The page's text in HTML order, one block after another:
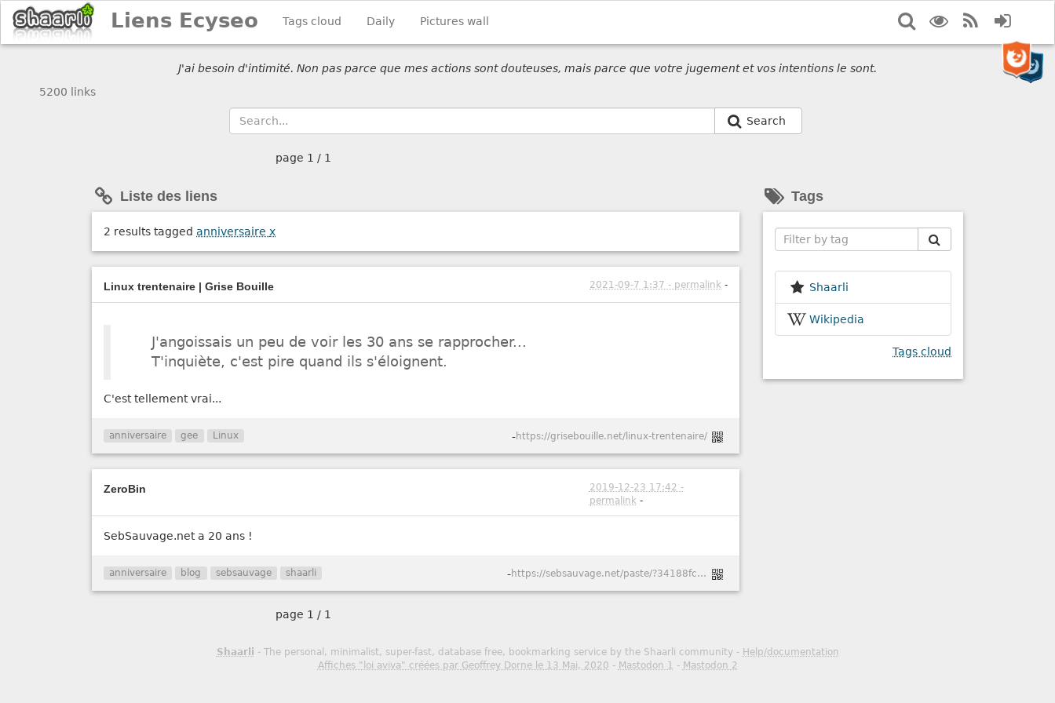
Liens Ecyseo Tags cloud Daily Pictures wall SearchDisplay
RSS
J'ai besoin d'intimité. Non pas parce que mes actions sont douteuses, mais parce que votre jugement et vos intentions le sont.
5200 links
Search
page 1 / 1
Liste des liens
2 results tagged anniversaire x
Linux trentenaire | Grise Bouille 2021-09-7 1:37 - permalink -
J'angoissais un peu de voir les 30 ans se rapprocher...
T'inquiète, c'est pire quand ils s'éloignent.
C'est tellement vrai...
anniversaire gee Linux -https://grisebouille.net/linux-trentenaire/
ZeroBin
2019-12-23 17:42 -
permalink -
SebSauvage.net a 20 ans !
anniversaire blog sebsauvage shaarli - https://sebsauvage.net/paste/?34188fc32b52ae87#BdQUx0P143Tscn9ySQPnGPaHOCGqVrg7yfJXcnHSSjY
page 1 / 1
Tags
Shaarli
Wikipedia
Tags cloud
Shaarli - The personal, minimalist, super-fast, database free, bookmarking service by the Shaarli community - Help/documentation
Affiches "loi aviva" créées par Geoffrey Dorne le 13 Mai, 2020 - Mastodon 1 - Mastodon 2